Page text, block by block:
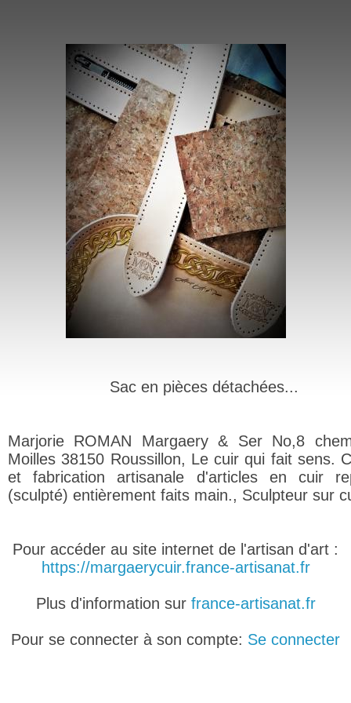
Sac en pièces détachées...
Marjorie ROMAN Margaery & Ser No,8
Moilles 38150 Roussillon, Le cuir qui fait sens.
et fabrication artisanale d'articles en cuir
(sculpté) entièrement faits main., Sculpteur sur
Pour accéder au site internet de l'artisan d'art :
https://margaerycuir.france-artisanat.fr
Plus d'information sur france-artisanat.fr
Pour se connecter à son compte: Se connecter